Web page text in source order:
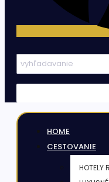
HOME
CESTOVANIE
HOTELY